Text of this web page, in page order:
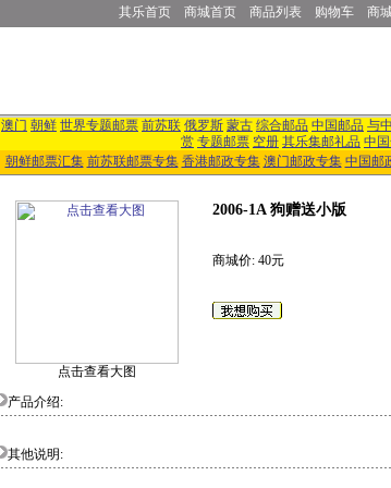
其乐首页 商城首页 商品列表 购物车 商
澳门 朝鲜 世界专题邮票 前苏联 俄罗斯 蒙古 综合邮品 中国邮品 与
赏 专题邮票 空册 其乐集邮礼品 中
朝鲜邮票汇集 前苏联邮票专集 香港邮政专集 澳门邮政专集 中国邮
点击查看大图
2006-1A 狗赠送小版
商城价: 40元
产品介绍:
其他说明: